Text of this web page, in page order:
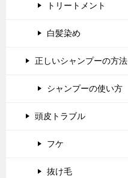
トリートメント
白髪染め
正しいシャンプーの方法
シャンプーの使い方
頭皮トラブル
フケ
抜け毛